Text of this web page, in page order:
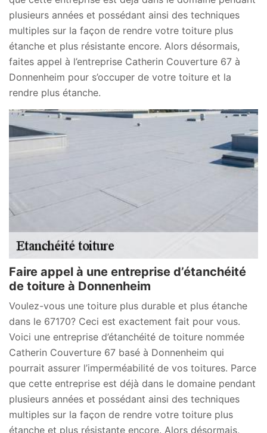
plusieurs années et possédant ainsi des techniques
multiples sur la façon de rendre votre toiture plus
étanche et plus résistante encore. Alors désormais,
faites appel à l’entreprise Catherin Couverture 67 à
Donnenheim pour s’occuper de votre toiture et la
rendre plus étanche.
Faire appel à une entreprise d’étanchéité
de toiture à Donnenheim
Voulez-vous une toiture plus durable et plus étanche
dans le 67170? Ceci est exactement fait pour vous.
Voici une entreprise d’étanchéité de toiture nommée
Catherin Couverture 67 basé à Donnenheim qui
pourrait assurer l’imperméabilité de vos toitures. Parce
que cette entreprise est déjà dans le domaine pendant
plusieurs années et possédant ainsi des techniques
multiples sur la façon de rendre votre toiture plus
étanche et plus résistante encore. Alors désormais,